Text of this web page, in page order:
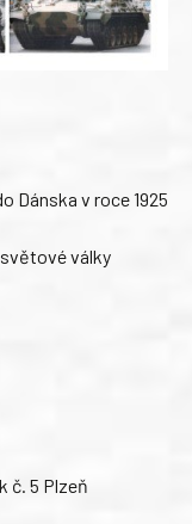
Dánska v roce 1925
války
č. 5 Plzeň